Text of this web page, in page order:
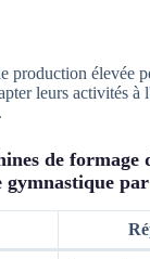
production élevée
leurs activités à
de formage
gymnastique